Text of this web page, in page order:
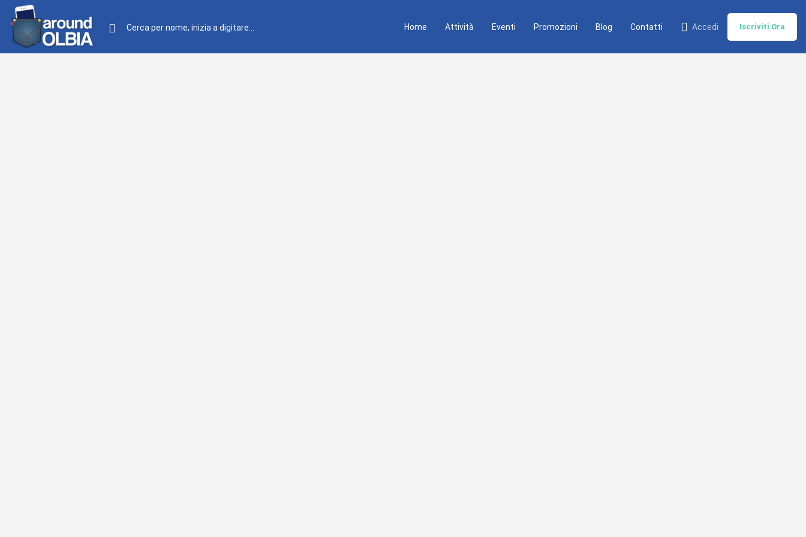
Home Attività Eventi Promozioni Blog Contatti Accedi Iscriviti Ora